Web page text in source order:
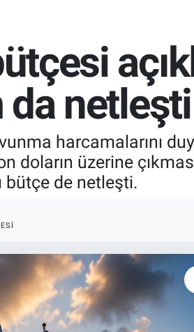
da netleşti
harcamalarını
üzerine
bütçe de netleşti.